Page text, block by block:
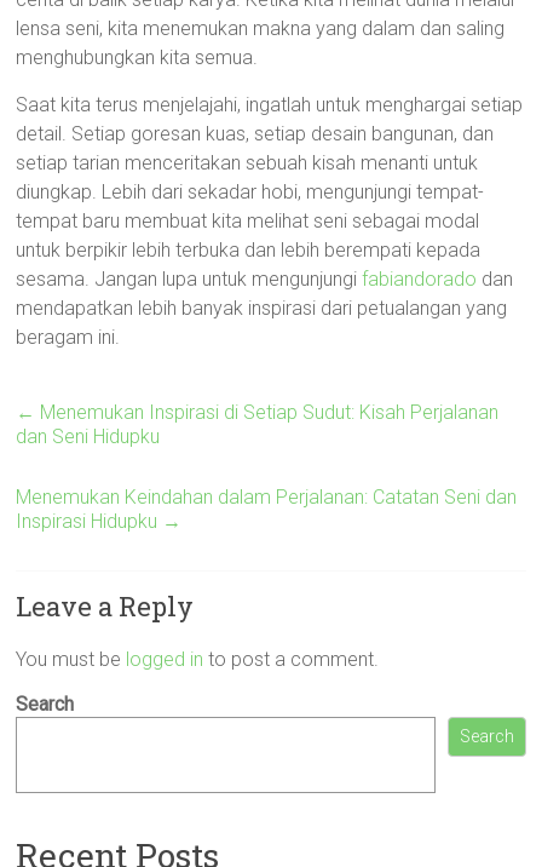
lensa seni, kita menemukan makna yang dalam dan saling
menghubungkan kita semua.
Saat kita terus menjelajahi, ingatlah untuk menghargai setiap
detail. Setiap goresan kuas, setiap desain bangunan, dan
setiap tarian menceritakan sebuah kisah menanti untuk
diungkap. Lebih dari sekadar hobi, mengunjungi tempat-
tempat baru membuat kita melihat seni sebagai modal
untuk berpikir lebih terbuka dan lebih berempati kepada
sesama. Jangan lupa untuk mengunjungifabiandorado dan
mendapatkan lebih banyak inspirasi dari petualangan yang
beragam ini.
← Menemukan Inspirasi di Setiap Sudut: Kisah Perjalanan
dan Seni Hidupku
Menemukan Keindahan dalam Perjalanan: Catatan Seni dan
Inspirasi Hidupku →
Leave a Reply
You must be logged in to post a comment.
Search
Search
Recent Posts